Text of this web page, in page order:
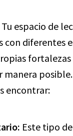
espacio de
con diferentes
manera
encontrar:
Este tipo